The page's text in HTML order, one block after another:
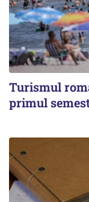
Turismul
primul